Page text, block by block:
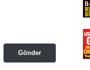
Gönder